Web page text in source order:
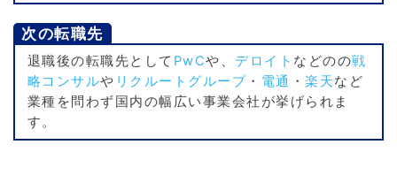
次の転職先
退職後の転職先として PwCや、 デロイト などのの戦
略コンサルや リクルートグループ ・ 電通 ・楽天など
業種を問わず国内の幅広い事業会社が挙げられま
す。